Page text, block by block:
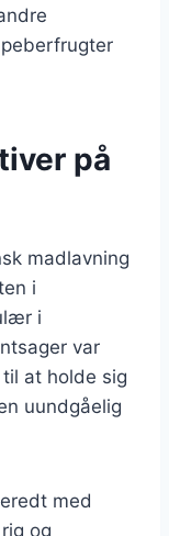
på
madlavning
i
i
var
at holde sig
uundgåelig
med
og